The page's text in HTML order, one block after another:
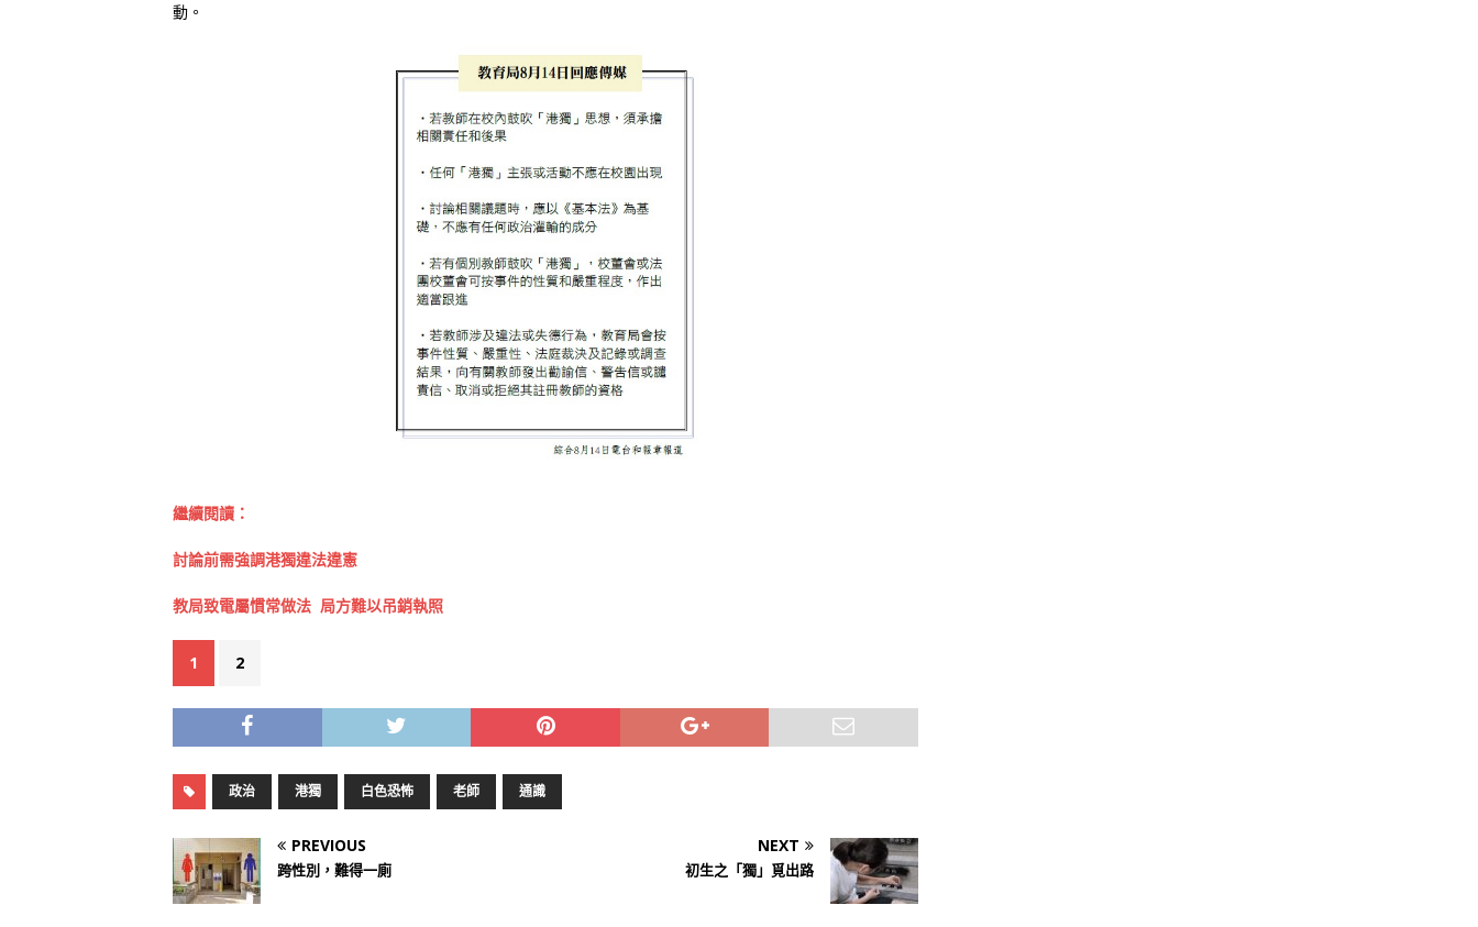
動。
繼續閱讀：
討論前需強調港獨違法違憲
教局致電屬慣常做法 局方難以吊銷執照
1 2
政治 港獨 白色恐怖 老師 通識
PREVIOUS
跨性別，難得一廁
NEXT
初生之「獨」覓出路